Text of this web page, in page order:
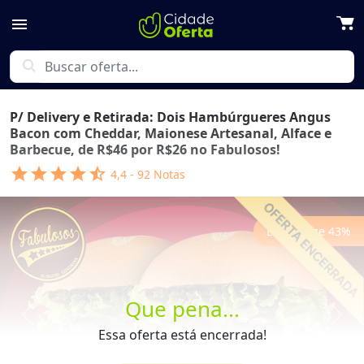
menu
search
Que pena...
Essa oferta está encerrada!
P/ Delivery e Retirada: Dois Hambúrgueres Angus
Bacon com Cheddar, Maionese Artesanal, Alface e
Barbecue, de R$46 por R$26 no Fabulosos!
starstarstarstarstar_half 4,4 - 92 Notas
Economize 43%